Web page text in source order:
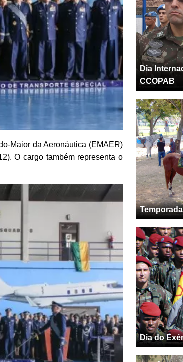
Maior da Aeronáutica (EMAER)
O cargo também representa o
Dia
CCOPAB
Dia do